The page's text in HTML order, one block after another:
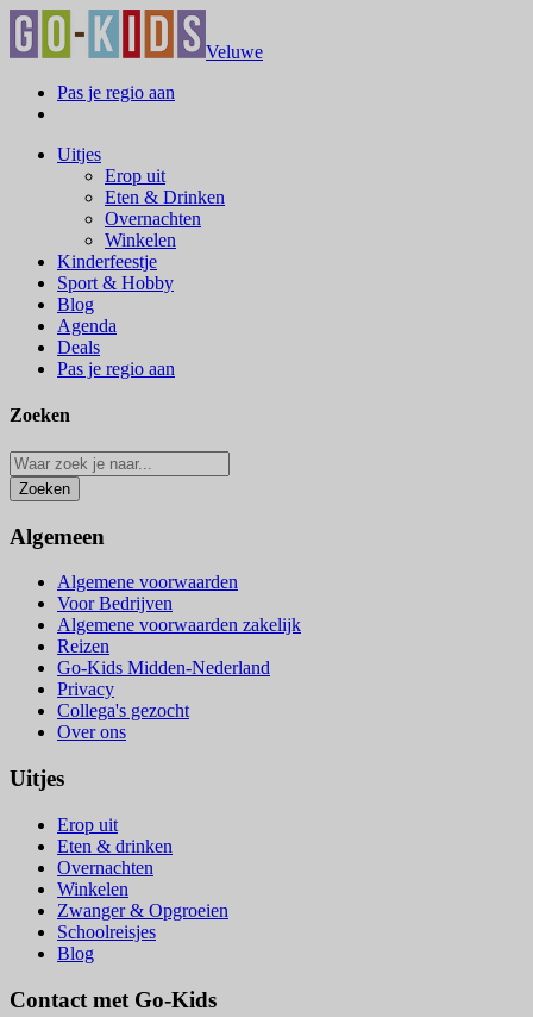
Veluwe
Pas je regio aan
Uitjes
Erop uit
Eten & Drinken
Overnachten
Winkelen
Kinderfeestje
Sport & Hobby
Blog
Agenda
Deals
Pas je regio aan
Zoeken
Algemeen
Algemene voorwaarden
Voor Bedrijven
Algemene voorwaarden zakelijk
Reizen
Go-Kids Midden-Nederland
Privacy
Collega's gezocht
Over ons
Uitjes
Erop uit
Eten & drinken
Overnachten
Winkelen
Zwanger & Opgroeien
Schoolreisjes
Blog
Contact met Go-Kids